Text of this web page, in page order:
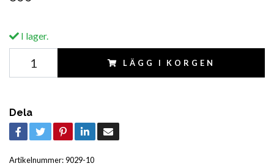
I lager.
LÄGG I KORGEN
Dela
Artikelnummer:9029-10